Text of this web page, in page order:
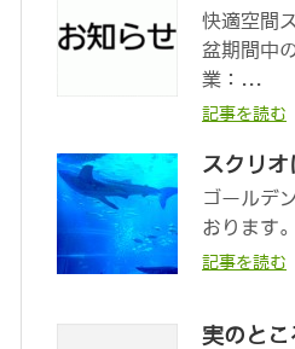
快適空間
盆期間中
業：...
記事を読む
スクリ
ゴールデ
おります
記事を読む
実のとこ